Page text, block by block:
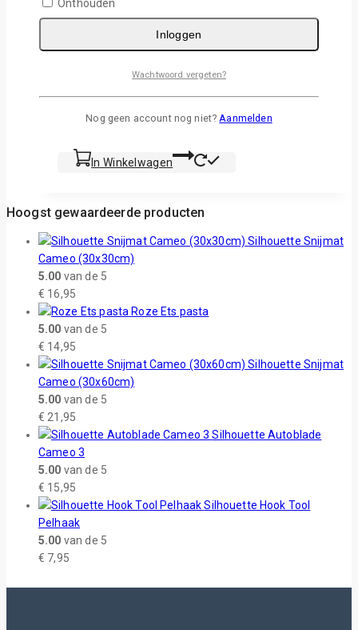
Siser Juliet Snijmat Low Tack 30x30cm
formaat 30 x 30 cm.
In Winkelwagen
Hoogst gewaardeerde producten
Silhouette Snijmat
Cameo (30x30cm)
5.00 van de 5
€ 16,95
Roze Ets pasta
5.00 van de 5
€ 14,95
Silhouette Snijmat
Cameo (30x60cm)
5.00 van de 5
€ 21,95
Silhouette Autoblade
Cameo 3
5.00 van de 5
€ 15,95
Silhouette Hook Tool
Pelhaak
5.00 van de 5
€ 7,95
Onthouden
Inloggen
Wachtwoord vergeten?
Nog geen account nog niet?Aanmelden